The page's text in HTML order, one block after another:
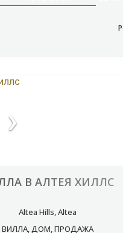
В АЛТЕЯ ХИЛЛС
Altea Hills,Altea
ВИЛЛА,ДОМ,ПРОДАЖА